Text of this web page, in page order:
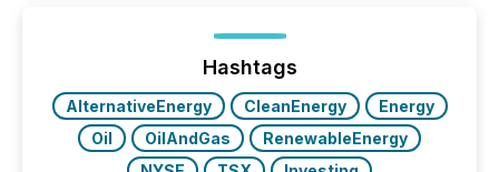
press release distribution through a shared
approach to execution. “Switzerland and Canada
really do seem to...
Hashtags
AlternativeEnergy CleanEnergy
Energy
Oil
OilAndGas
RenewableEnergy